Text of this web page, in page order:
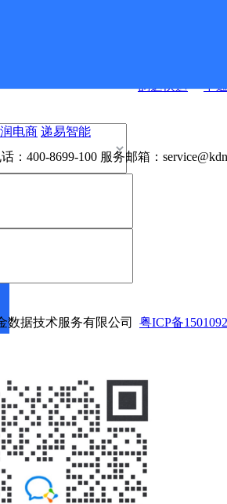
韵达快运
中
服务协议
电商 递易智能
： 400-8699-100 服务邮箱：
数据技术服务有限公司 粤ICP备